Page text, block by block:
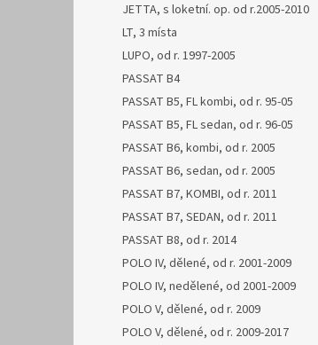
JETTA, s loketní. op. od r.2005-2010
LT, 3 místa
LUPO, od r. 1997-2005
PASSAT B4
PASSAT B5, FL kombi, od r. 95-05
PASSAT B5, FL sedan, od r. 96-05
PASSAT B6, kombi, od r. 2005
PASSAT B6, sedan, od r. 2005
PASSAT B7, KOMBI, od r. 2011
PASSAT B7, SEDAN, od r. 2011
PASSAT B8, od r. 2014
POLO IV, dělené, od r. 2001-2009
POLO IV, nedělené, od 2001-2009
POLO V, dělené, od r. 2009
POLO V, dělené, od r. 2009-2017